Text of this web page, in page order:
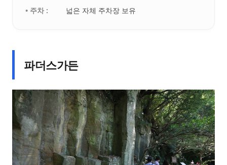
• 주차 :
넓은 자체 주차장 보유
파더스가든